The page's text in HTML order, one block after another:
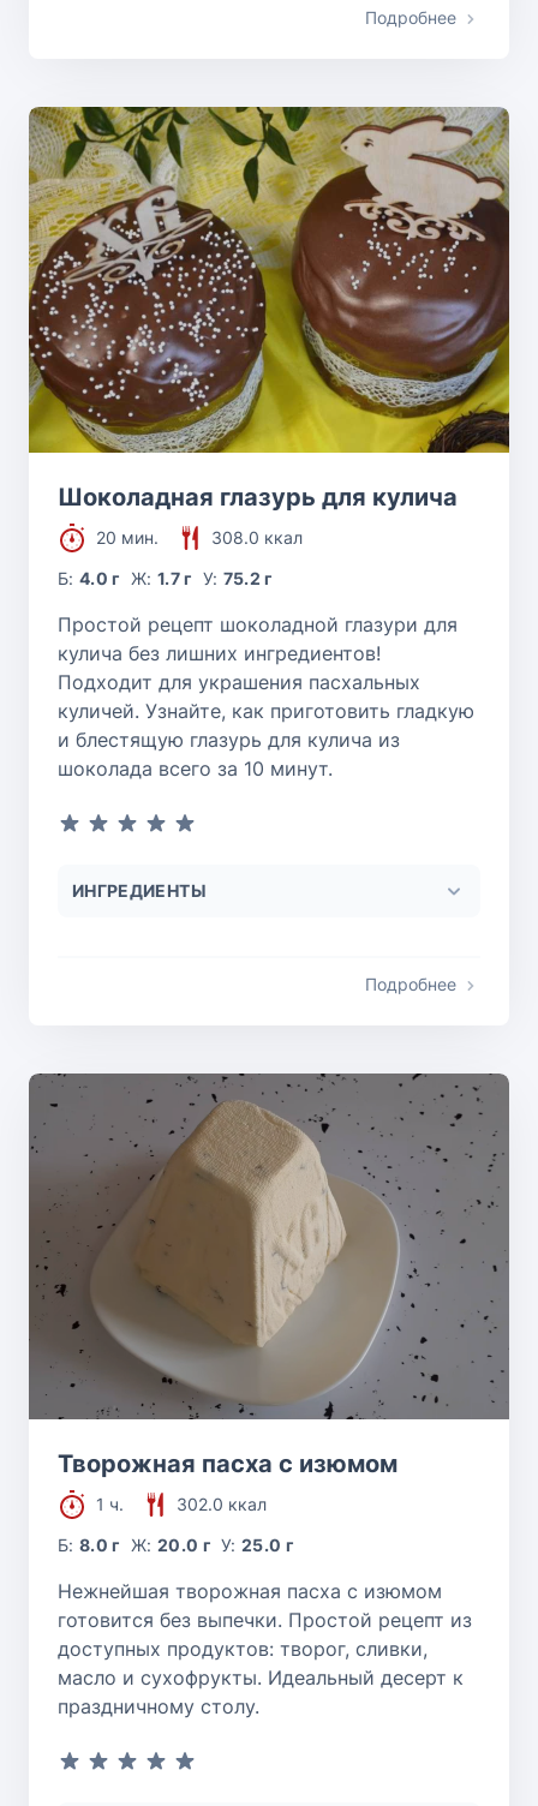
Подробнее
Шоколадная глазурь для кулича
20 мин.
308.0 ккал
Б:4.0 г Ж: 1.7 г У: 75.2 г
Простой рецепт шоколадной глазури для
кулича без лишних ингредиентов!
Подходит для украшения пасхальных
куличей. Узнайте, как приготовить гладкую
и блестящую глазурь для кулича из
шоколада всего за 10 минут.
ИНГРЕДИЕНТЫ
Подробнее
Творожная пасха с изюмом
1 ч.
302.0 ккал
Б:8.0 г Ж: 20.0 г У:25.0 г
Нежнейшая творожная пасха с изюмом
готовится без выпечки. Простой рецепт из
доступных продуктов: творог, сливки,
масло и сухофрукты. Идеальный десерт к
праздничному столу.